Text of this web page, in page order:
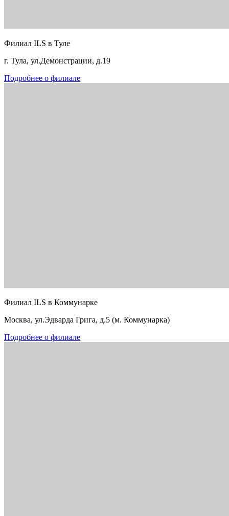
Филиал ILS в Туле
г. Тула, ул.Демонстрации, д.19
Подробнее о филиале
Филиал ILS в Коммунарке
Москва, ул.Эдварда Грига, д.5 (м. Коммунарка)
Подробнее о филиале